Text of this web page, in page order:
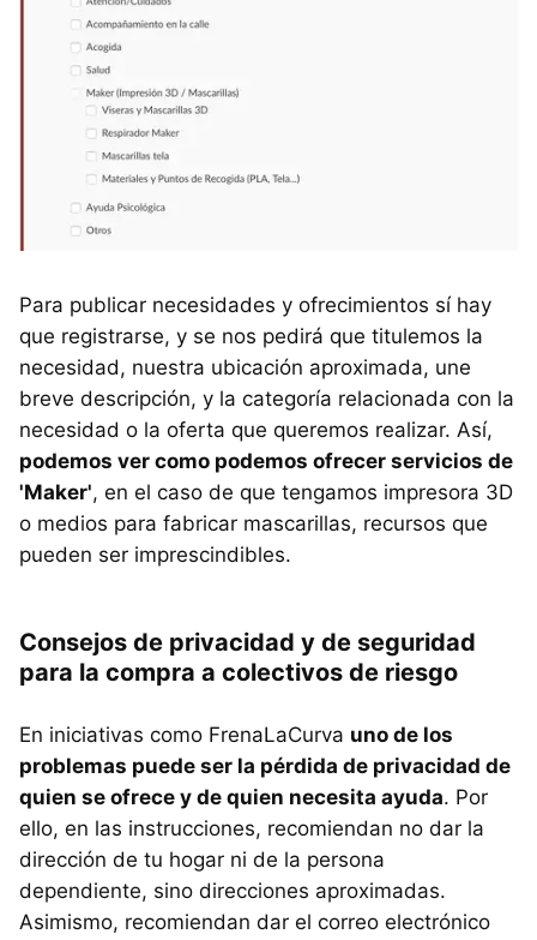
Para publicar necesidades y ofrecimientos sí hay
que registrarse, y se nos pedirá que titulemos la
necesidad, nuestra ubicación aproximada, une
breve descripción, y la categoría relacionada con la
necesidad o la oferta que queremos realizar. Así,
podemos ver como podemos ofrecer servicios de
'Maker', en el caso de que tengamos impresora 3D
o medios para fabricar mascarillas, recursos que
pueden ser imprescindibles.
Consejos de privacidad y de seguridad
para la compra a colectivos de riesgo
En iniciativas como FrenaLaCurva uno de los
problemas puede ser la pérdida de privacidad de
quien se ofrece y de quien necesita ayuda. Por
ello, en las instrucciones, recomiendan no dar la
dirección de tu hogar ni de la persona
dependiente, sino direcciones aproximadas.
Asimismo, recomiendan dar el correo electrónico